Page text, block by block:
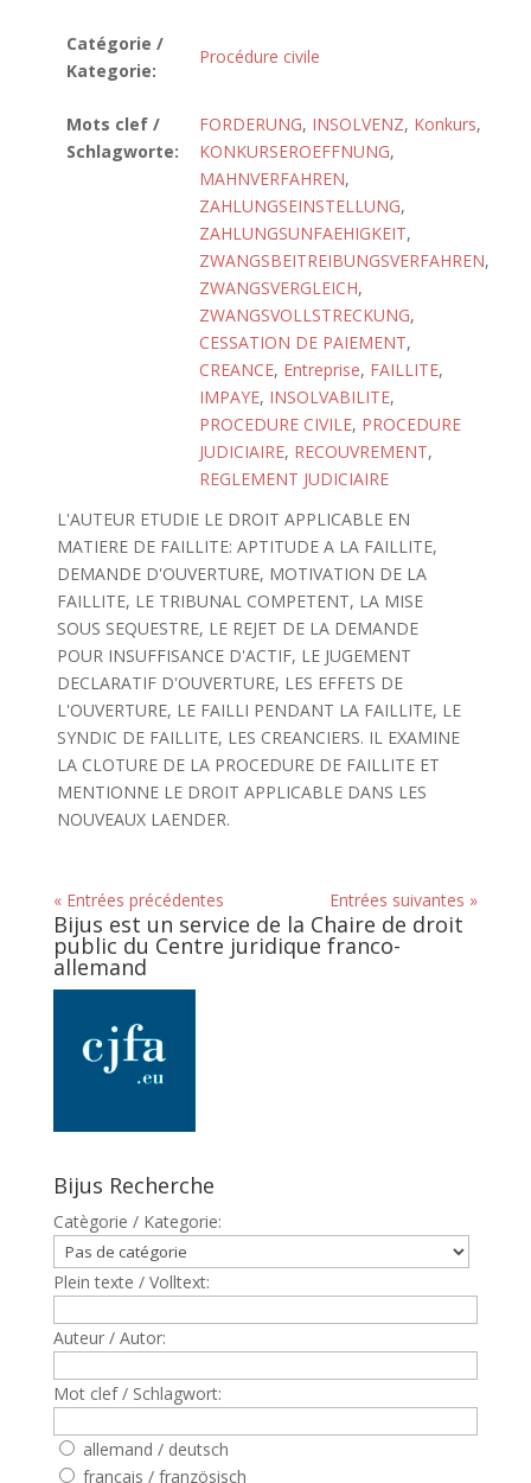
Catégorie /
Kategorie:
Procédure civile
Mots clef /
Schlagworte:
FORDERUNG, INSOLVENZ, Konkurs,
KONKURSEROEFFNUNG,
MAHNVERFAHREN,
ZAHLUNGSEINSTELLUNG,
ZAHLUNGSUNFAEHIGKEIT,
ZWANGSBEITREIBUNGSVERFAHREN,
ZWANGSVERGLEICH,
ZWANGSVOLLSTRECKUNG,
CESSATION DE PAIEMENT,
CREANCE, Entreprise, FAILLITE,
IMPAYE, INSOLVABILITE,
PROCEDURE CIVILE, PROCEDURE
JUDICIAIRE, RECOUVREMENT,
REGLEMENT JUDICIAIRE
L'AUTEUR ETUDIE LE DROIT APPLICABLE EN
MATIERE DE FAILLITE: APTITUDE A LA FAILLITE,
DEMANDE D'OUVERTURE, MOTIVATION DE LA
FAILLITE, LE TRIBUNAL COMPETENT, LA MISE
SOUS SEQUESTRE, LE REJET DE LA DEMANDE
POUR INSUFFISANCE D'ACTIF, LE JUGEMENT
DECLARATIF D'OUVERTURE, LES EFFETS DE
L'OUVERTURE, LE FAILLI PENDANT LA FAILLITE, LE
SYNDIC DE FAILLITE, LES CREANCIERS. IL EXAMINE
LA CLOTURE DE LA PROCEDURE DE FAILLITE ET
MENTIONNE LE DROIT APPLICABLE DANS LES
NOUVEAUX LAENDER.
« Entrées précédentes Entrées suivantes »
Bijus est un service de la Chaire de droit
public du Centre juridique franco-
allemand
Bijus Recherche
Catègorie / Kategorie:
Plein texte / Volltext:
Auteur / Autor:
Mot clef / Schlagwort:
allemand / deutsch
francais / französisch